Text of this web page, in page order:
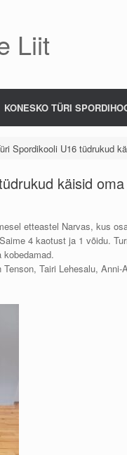
Liit
KONESKO TÜRI
Spordikooli U16 tüdrukud
käisid
etteastel Narvas, kus
4 kaotust ja 1 võidu.
Tairi Lehesalu,